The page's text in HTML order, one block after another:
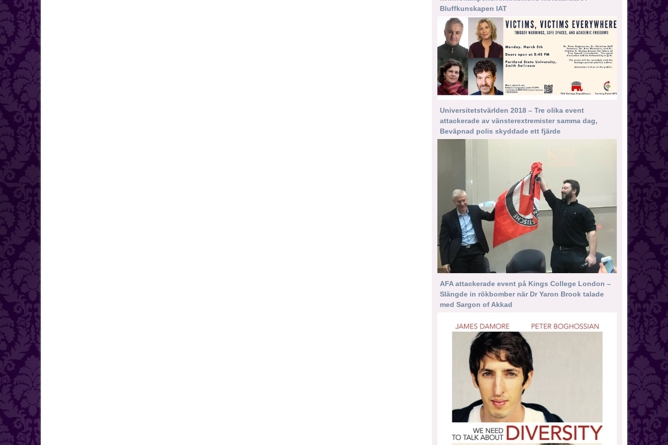
Bluffkunskapen IAT
Universitetstvärlden 2018 – Tre olika event
attackerade av vänsterextremister samma dag,
Beväpnad polis skyddade ett fjärde
AFA attackerade event på Kings College London –
Slängde in rökbomber när Dr Yaron Brook talade
med Sargon of Akkad